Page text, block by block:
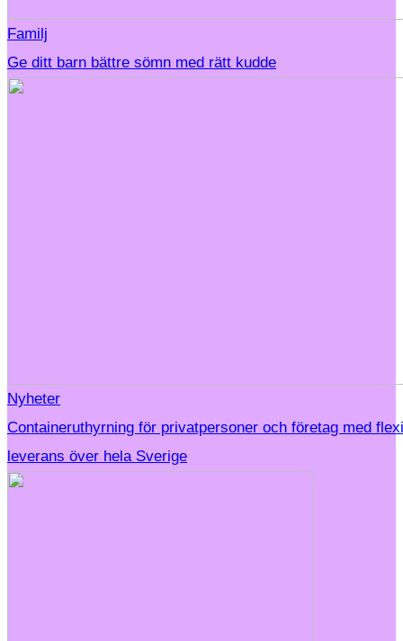
Familj
Ge ditt barn bättre sömn med rätt kudde
Nyheter
Containeruthyrning för privatpersoner och företag med
leverans över hela Sverige